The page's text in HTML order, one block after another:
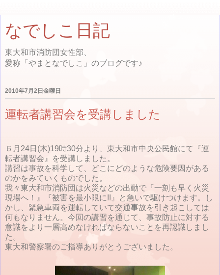
なでしこ日記
東大和市消防団女性部、
愛称「やまとなでしこ」のブログです♪
2010年7月2日金曜日
運転者講習会を受講しました
６月24日(木)19時30分より、東大和市中央公民館にて『運
転者講習会』を受講しました。
講習は事故を科学して、
どこにどのような危険要因がある
のかをみていくものでした。
我々東大和市消防団は火災などの出動で『一刻も早く火災
現場へ！
』『被害を最小限に!!』と急いで駆けつけます。し
かし、 緊急車両を運転していて交通事故を引き起こしては
何もなりません。今回の講習を通じて、事故防止に対する
意識をより一層高めなければならないことを再認識しまし
た。
東大和警察署のご指導ありがとうございました。